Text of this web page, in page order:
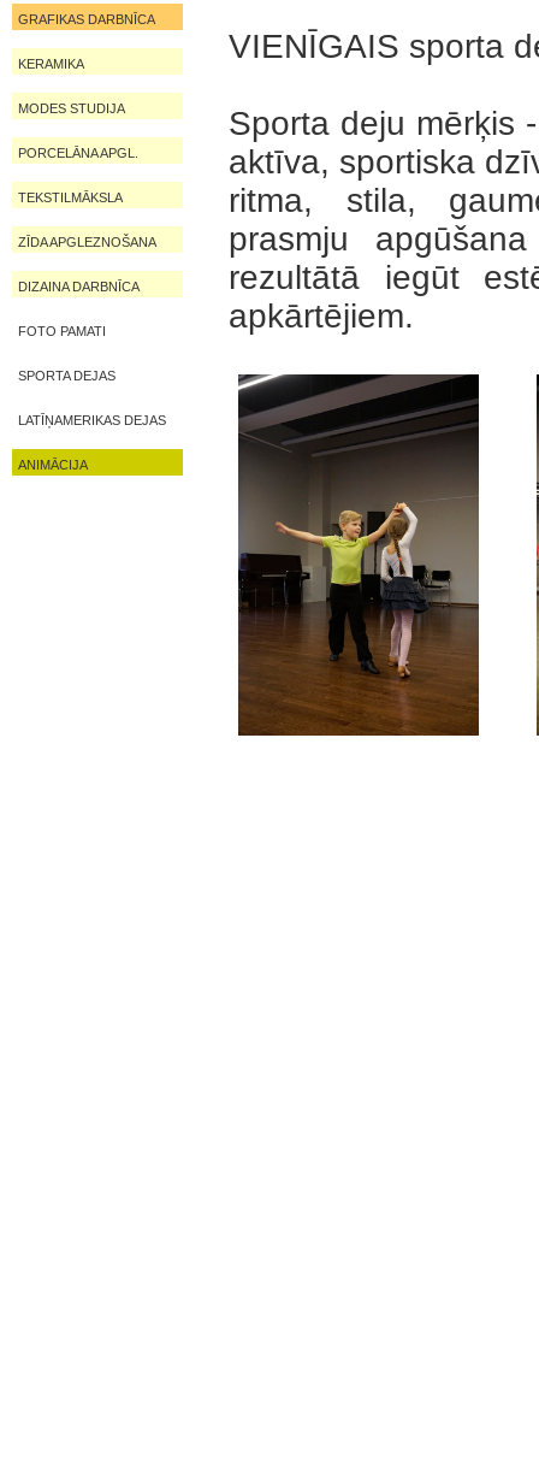
GRAFIKAS DARBNĪCA
KERAMIKA
MODES STUDIJA
PORCELĀNA APGL.
TEKSTILMĀKSLA
ZĪDA APGLEZNOŠANA
DIZAINA DARBNĪCA
FOTO PAMATI
SPORTA DEJAS
LATĪŅAMERIKAS DEJAS
ANIMĀCIJA
VIENĪGAIS sporta
Sporta deju mērķis
aktīva, sportiska
ritma, stila,
prasmju
rezultātā iegūt
apkārtējiem.